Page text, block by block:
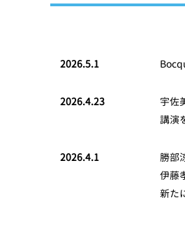
2026.5.1
2026.4.23
宇佐
講演
2026.4.1
勝部
伊藤
新た